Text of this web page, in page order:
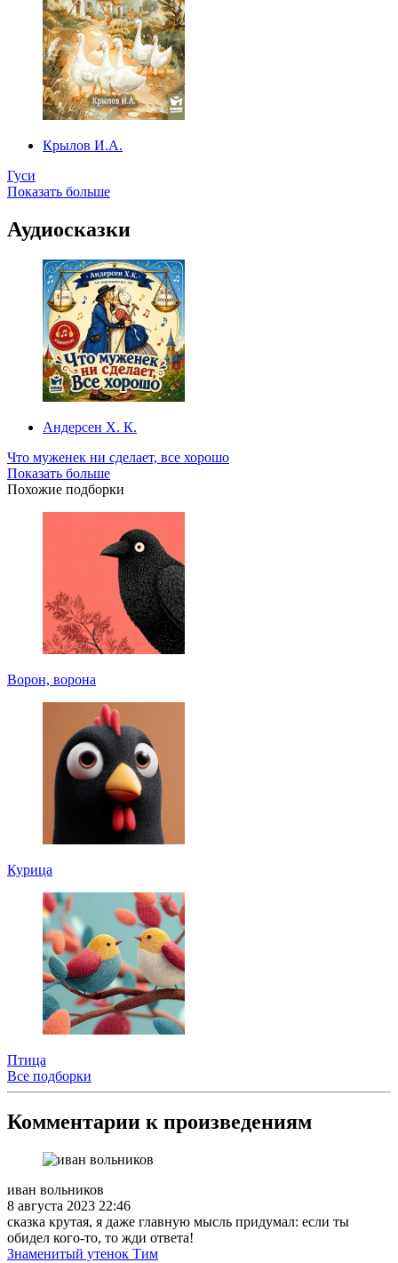
Крылов И.А.
Гуси
Показать больше
Аудиосказки
Андерсен Х. К.
Что муженек ни сделает, все хорошо
Показать больше
Похожие подборки
Ворон, ворона
Курица
Птица
Все подборки
Комментарии к произведениям
иван вольников
8 августа 2023 22:46
сказка крутая, я даже главную мысль придумал: если ты
обидел кого-то, то жди ответа!
Знаменитый утенок Тим